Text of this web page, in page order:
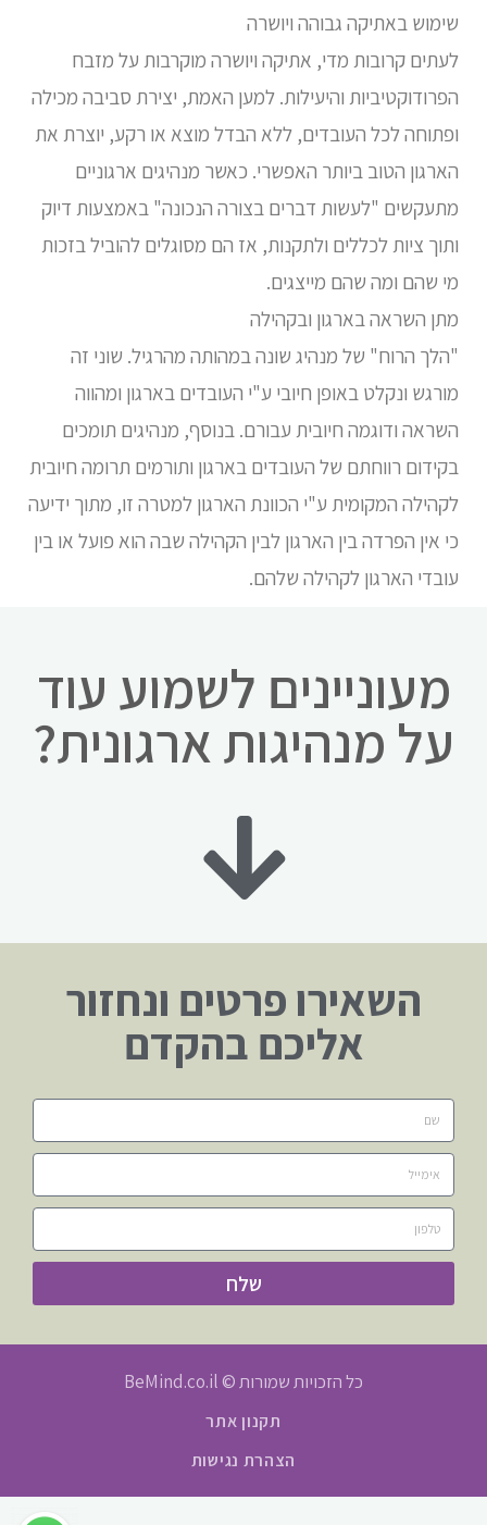
שימוש באתיקה גבוהה ויושרה
לעתים קרובות מדי, אתיקה ויושרה מוקרבות על מזבח
הפרודוקטיביות והיעילות. למען האמת, יצירת סביבה מכילה
ופתוחה לכל העובדים, ללא הבדל מוצא או רקע, יוצרת את
הארגון הטוב ביותר האפשרי. כאשר מנהיגים ארגוניים
מתעקשים "לעשות דברים בצורה הנכונה" באמצעות דיוק
ותוך ציות לכללים ולתקנות, אז הם מסוגלים להוביל בזכות
מי שהם ומה שהם מייצגים.
מתן השראה בארגון ובקהילה
"הלך הרוח" של מנהיג שונה במהותה מהרגיל. שוני זה
מורגש ונקלט באופן חיובי ע"י העובדים בארגון ומהווה
השראה ודוגמה חיובית עבורם. בנוסף, מנהיגים תומכים
בקידום רווחתם של העובדים בארגון ותורמים תרומה חיובית
לקהילה המקומית ע"י הכוונת הארגון למטרה זו, מתוך ידיעה
כי אין הפרדה בין הארגון לבין הקהילה שבה הוא פועל או בין
עובדי הארגון לקהילה שלהם.
מעוניינים לשמוע עוד
על מנהיגות ארגונית?
השאירו פרטים ונחזור
אליכם בהקדם
שלח
כל הזכויות שמורות © BeMind.co.il
תקנון אתר
הצהרת נגישות